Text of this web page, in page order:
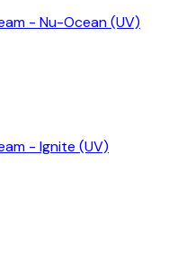
- Nu-Ocean (UV)
- Ignite (UV)